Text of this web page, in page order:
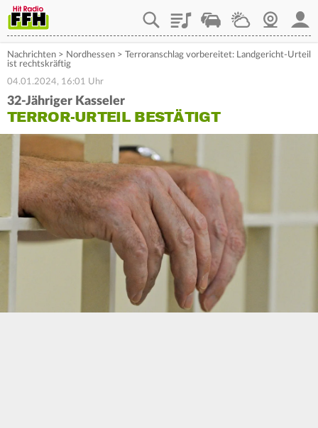
PlaylistStaupilotWetterWebcam
Nachrichten > Nordhessen > Terroranschlag vorbereitet: Landgericht-Urteil
ist rechtskräftig
04.01.2024, 16:01 Uhr
32-Jähriger Kasseler
TERROR-URTEIL BESTÄTIGT